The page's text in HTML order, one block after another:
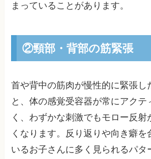
まっていることがあります。
②頸部・背部の筋緊張
首や背中の筋肉が慢性的に緊張し
と、体の感覚受容器が常にアクテ
く、わずかな刺激でもモロー反射
くなります。反り返りや向き癖を
いるお子さんに多く見られるパタ